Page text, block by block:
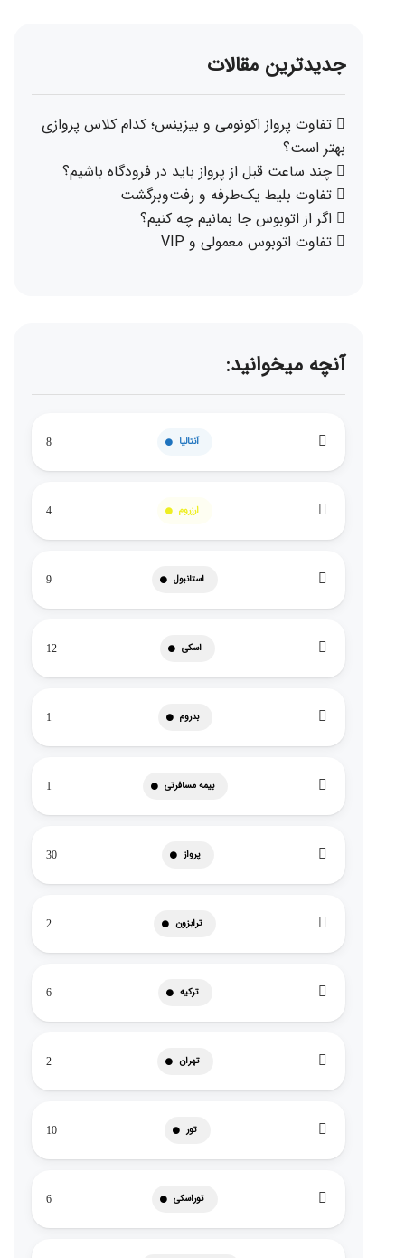
جدیدترین مقالات
تفاوت پرواز اکونومی و بیزینس؛ کدام کلاس پروازی
بهتر است؟
چند ساعت قبل از پرواز باید در فرودگاه باشیم؟
تفاوت بلیط یک‌طرفه و رفت‌وبرگشت
اگر از اتوبوس جا بمانیم چه کنیم؟
تفاوت اتوبوس معمولی و VIP
آنچه میخوانید:
آنتالیا 8
ارزروم 4
استانبول 9
اسکی 12
بدروم 1
بیمه مسافرتی 1
پرواز 30
ترابزون 2
ترکیه 6
تهران 2
تور 10
توراسکی 6